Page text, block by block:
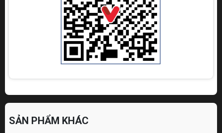
SẢN PHẨM KHÁC